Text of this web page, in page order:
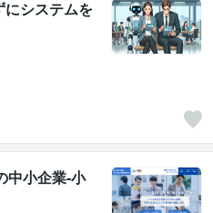
にシステムを
中小企業-小